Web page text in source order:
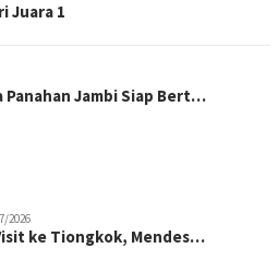
Juara 1
Jambi Siap Bert…
2026
ke Tiongkok, Mendes…